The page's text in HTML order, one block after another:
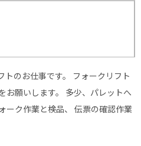
トのお仕事です。 フォークリフト
お願いします。 多少、パレットへ
ーク作業と検品、 伝票の確認作業